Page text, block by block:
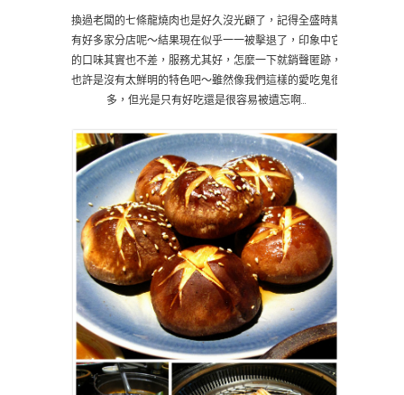
換過老闆的七條龍燒肉也是好久沒光顧了，記得全盛時期
有好多家分店呢～結果現在似乎一一被擊退了，印象中它
的口味其實也不差，服務尤其好，怎麼一下就銷聲匿跡，
也許是沒有太鮮明的特色吧～雖然像我們這樣的愛吃鬼很
多，但光是只有好吃還是很容易被遺忘啊…